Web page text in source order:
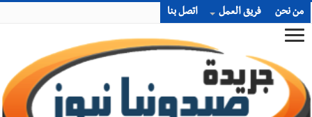
من نحن فريق العمل اتصل بنا